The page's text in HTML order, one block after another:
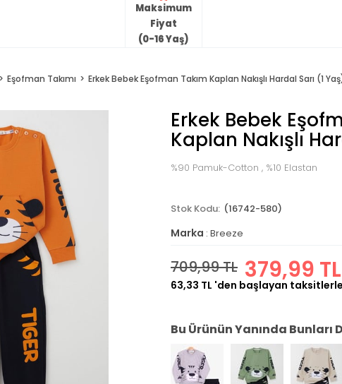
Maksimum
Fiyat
(0-16 Yaş)
Eşofman Takımı Erkek Bebek Eşofman Takım Kaplan Nakışlı Hardal Sarı (1
Erkek Bebek
Kaplan Nakışlı
%90 Pamuk-Cotton , %10 Elastan
(16742-580)
Marka : Breeze
709,99 TL 379,99 TL
63,33 TL 'den başlayan taksitlerle
Bu Ürünün Yanında Bunları